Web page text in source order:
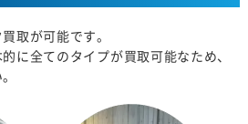
取が可能です。
に全てのタイプが買取可能なため、